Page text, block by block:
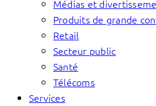
Médias et
Produits de grande
Retail
Secteur public
Santé
Télécoms
Services